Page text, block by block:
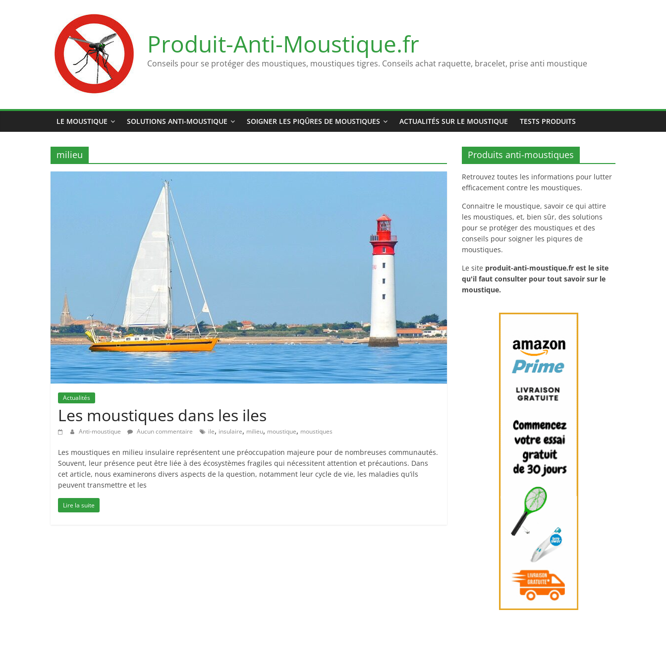
Produit-Anti-Moustique.fr
Conseils pour se protéger des moustiques, moustiques tigres. Conseils achat raquette, bracelet, prise anti moustique
LE MOUSTIQUE SOLUTIONS ANTI-MOUSTIQUE SOIGNER LES PIQÛRES DE MOUSTIQUES ACTUALITÉS SUR LE MOUSTIQUE TESTS PRODUITS
milieu
Actualités
Les moustiques dans les iles
Anti-moustique Aucun commentaire ile, insulaire, milieu, moustique, moustiques
Les moustiques en milieu insulaire représentent une préoccupation majeure pour de nombreuses communautés.
Souvent, leur présence peut être liée à des écosystèmes fragiles qui nécessitent attention et précautions. Dans
cet article, nous examinerons divers aspects de la question, notamment leur cycle de vie, les maladies qu’ils
peuvent transmettre et les
Lire la suite
Produits anti-moustiques
Retrouvez toutes les informations pour lutter
efficacement contre les moustiques.
Connaitre le moustique, savoir ce qui attire
les moustiques, et, bien sûr, des solutions
pour se protéger des moustiques et des
conseils pour soigner les piqures de
moustiques.
Le site produit-anti-moustique.fr est le site
qu'il faut consulter pour tout savoir sur le
moustique.